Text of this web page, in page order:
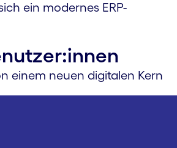
ein modernes ERP-
einem neuen digitalen Kern